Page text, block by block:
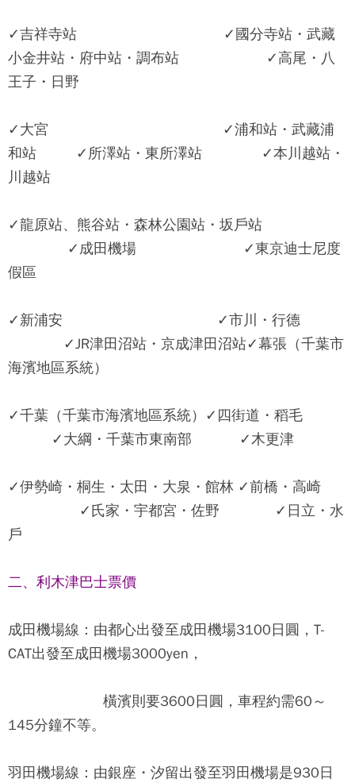
✓吉祥寺站 ✓國分寺站・武藏
小金井站・府中站・調布站 ✓高尾・八
王子・日野
✓大宮 ✓浦和站・武藏浦
和站 ✓所澤站・東所澤站 ✓本川越站・
川越站
✓龍原站、熊谷站・森林公園站・坂戶站
✓成田機場 ✓東京迪士尼度
假區
✓新浦安 ✓市川・行德
✓JR津田沼站・京成津田沼站✓幕張（千葉市
海濱地區系統）
✓千葉（千葉市海濱地區系統）✓四街道・稻毛
✓大綱・千葉市東南部 ✓木更津
✓伊勢崎・桐生・太田・大泉・館林 ✓前橋・高崎
✓氏家・宇都宮・佐野 ✓日立・水
戶
二、利木津巴士票價
成田機場線 ：由都心出發至成田機場3100日圓，T-
CAT出發至成田機場3000yen，
橫濱則要3600日圓，車程約需60～
145分鐘不等。
羽田機場線 ：由銀座・汐留出發至羽田機場是930日